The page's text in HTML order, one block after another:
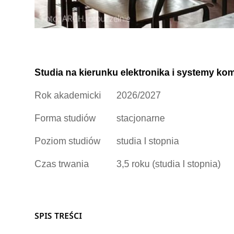
Studia na kierunku elektronika i systemy
Rok akademicki 2026/2027
Forma studiów stacjonarne
Poziom studiów studia I stopnia
Czas trwania 3,5 roku (studia I stopnia)
SPIS TREŚCI